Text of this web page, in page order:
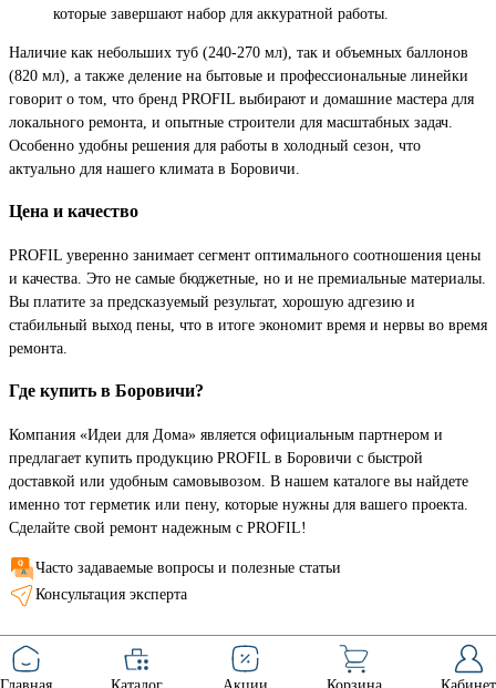
которые завершают набор для аккуратной работы.
Наличие как небольших туб (240-270 мл), так и объемных баллонов
(820 мл), а также деление на бытовые и профессиональные линейки
говорит о том, что бренд PROFIL выбирают и домашние мастера для
локального ремонта, и опытные строители для масштабных задач.
Особенно удобны решения для работы в холодный сезон, что
актуально для нашего климата в Боровичи.
Цена и качество
PROFIL уверенно занимает сегмент оптимального соотношения цены
и качества. Это не самые бюджетные, но и не премиальные материалы.
Вы платите за предсказуемый результат, хорошую адгезию и
стабильный выход пены, что в итоге экономит время и нервы во время
ремонта.
Где купить в Боровичи?
Компания «Идеи для Дома» является официальным партнером и
предлагает купить продукцию PROFIL в Боровичи с быстрой
доставкой или удобным самовывозом. В нашем каталоге вы найдете
именно тот герметик или пену, которые нужны для вашего проекта.
Сделайте свой ремонт надежным с PROFIL!
Часто задаваемые вопросы и полезные статьи
Консультация эксперта